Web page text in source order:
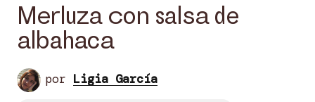
Merluza con salsa de
albahaca
por Ligia García